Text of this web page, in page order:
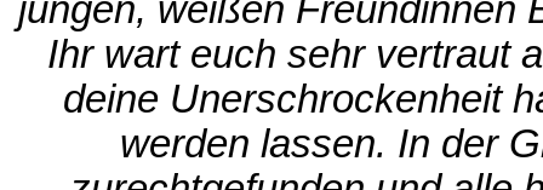
jungen, weißen Freundinnen
Ihr wart euch sehr vertraut
deine Unerschrockenheit
werden lassen. In der